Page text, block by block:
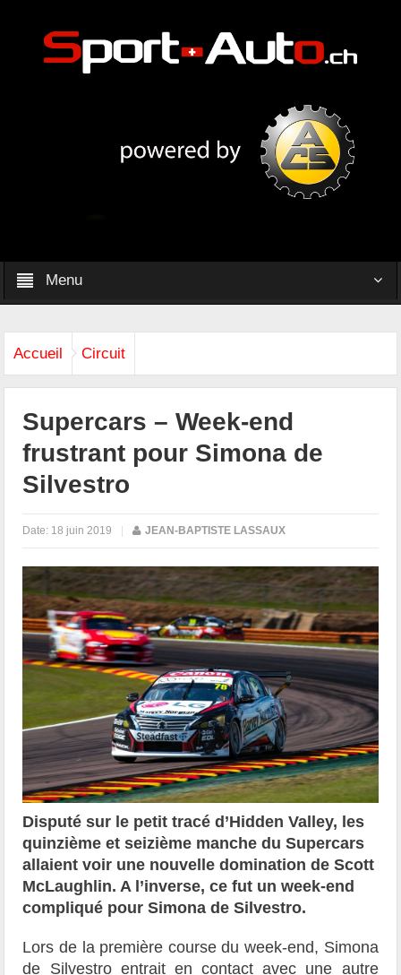
Menu
Accueil Circuit
Supercars – Week-end
frustrant pour Simona de
Silvestro
Date: 18 juin 2019 | JEAN-BAPTISTE LASSAUX
Disputé sur le petit tracé d’Hidden Valley, les
quinzième et seizième manche du Supercars
allaient voir une nouvelle domination de Scott
McLaughlin. A l’inverse, ce fut un week-end
compliqué pour Simona de Silvestro.
Lors de la première course du week-end, Simona
de Silvestro entrait en contact avec une autre